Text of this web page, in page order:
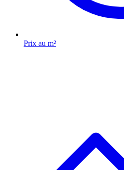
Prix au m²